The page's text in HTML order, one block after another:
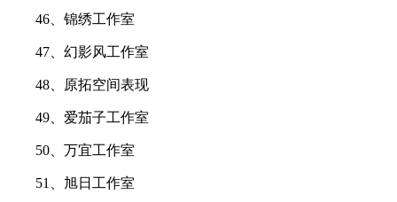
46、锦绣工作室
47、幻影风工作室
48、原拓空间表现
49、爱茄子工作室
50、万宜工作室
51、旭日工作室